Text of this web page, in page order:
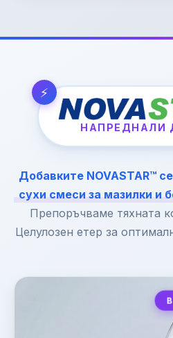
НАПРЕДНАЛИ
Добавките NOVASTAR™
сухи смеси за мазилки и
Препоръчваме тяхната
Целулозен етер за